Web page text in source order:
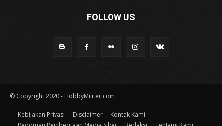
FOLLOW US
© Copyright 2020 - HobbyMiliter.com
Kebijakan Privasi Disclaimer
Kontak Kami